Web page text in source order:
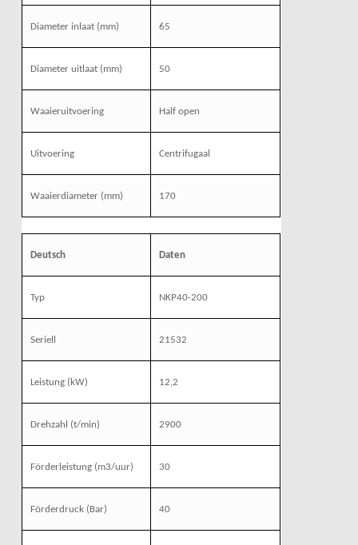
Diameter inlaat (mm) 65
Diameter uitlaat (mm) 50
Waaieruitvoering Half open
Uitvoering Centrifugaal
Waaierdiameter (mm) 170
Deutsch Daten
Typ NKP40-200
Seriell 21532
Leistung(kW) 12,2
Drehzahl (t/min) 2900
Förderleistung(m3/uur) 30
Förderdruck(Bar) 40